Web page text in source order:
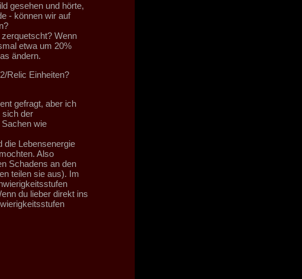
gesehen und hörte,
- können wir auf
Wenn
etwa um 20%
ändern.
Relic Einheiten?
gefragt, aber ich
sich der
wie
die Lebensenergie
Also
Schadens an den
teilen sie aus). Im
du lieber direkt ins